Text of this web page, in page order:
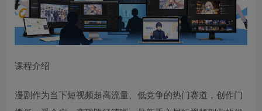
课程介绍
漫剧作为当下短视频超高流量、低竞争的热门赛道，创作门